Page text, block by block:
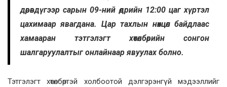
дөрөвдүгээр сарын 09-ний өдрийн 12:00 цаг хүртэл
цахимаар явагдана. Цар тахлын нөхцөл байдлаас
хамааран тэтгэлэгт хөтөлбөрийн сонгон
шалгаруулалтыг онлайнаар явуулах болно.
Тэтгэлэгт хөтөлбөртэй холбоотой дэлгэрэнгүй мэдээллийг